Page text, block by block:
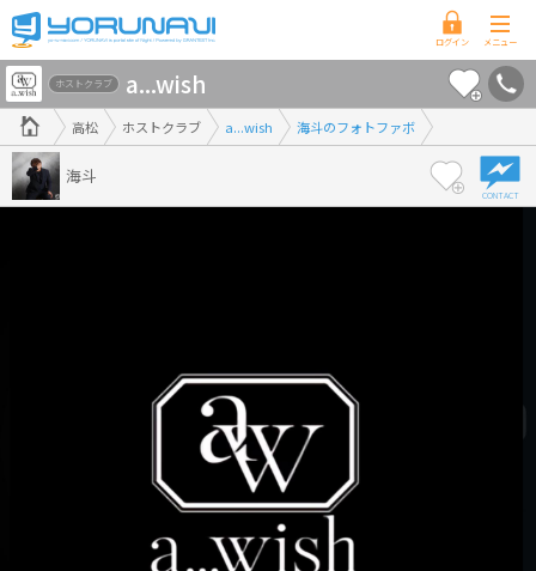
香
川
県
版
高松 ホストクラブ a...wish 海斗のフォトファボ
ホストクラブ a...wish
海斗